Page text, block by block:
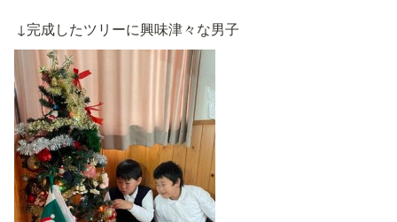
↓完成したツリーに興味津々な男子